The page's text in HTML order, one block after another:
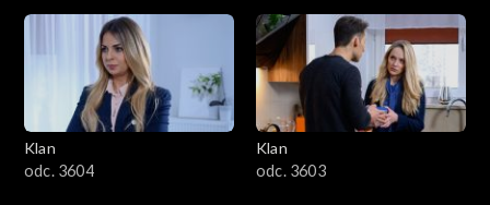
Klan
odc. 3604
Klan
odc. 3603